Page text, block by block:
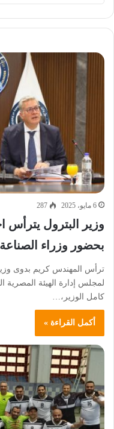
6 مايو، 2025 287
وزير البترول يترأس
بحضور وزراء الصناعة
ترأس المهندس كريم بدوى وزير
لمجلس إدارة الهيئة المصرية
كامل الوزير،…
أكمل القراءة »